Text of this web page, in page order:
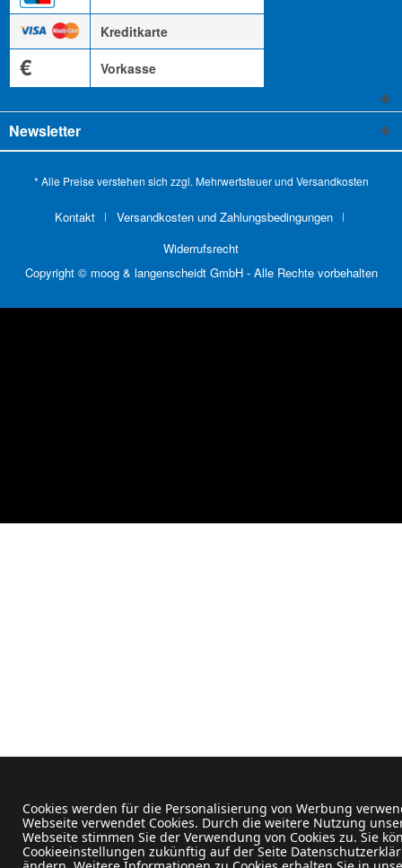
Kreditkarte
€ Vorkasse
Newsletter
* Alle Preise verstehen sich zzgl. Mehrwertsteuer und Versandkosten
Kontakt
Versandkosten und Zahlungsbedingungen
Widerrufsrecht
Copyright © moog & langenscheidt GmbH - Alle Rechte vorbehalten
Cookies werden für die Personalisierung von Werbung
Webseite verwendet Cookies. Durch die weitere Nutzung
Webseite stimmen Sie der Verwendung von Cookies zu. Sie
Cookieeinstellungen zukünftig auf der Seite